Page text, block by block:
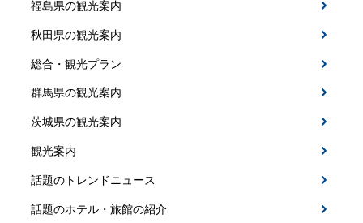
福島県の観光案内
秋田県の観光案内
総合・観光プラン
群馬県の観光案内
茨城県の観光案内
観光案内
話題のトレンドニュース
話題のホテル・旅館の紹介